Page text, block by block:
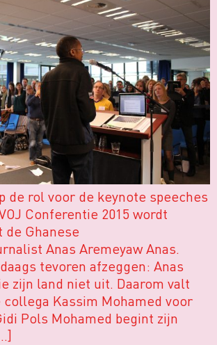
de rol voor de keynote speeches
Conferentie 2015 wordt
de Ghanese
Anas Aremeyaw Anas.
tevoren afzeggen: Anas
zijn land niet uit. Daarom valt
collega Kassim Mohamed voor
Pols Mohamed begint zijn